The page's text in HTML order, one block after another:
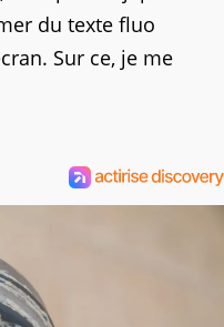
du texte fluo
Sur ce, je me